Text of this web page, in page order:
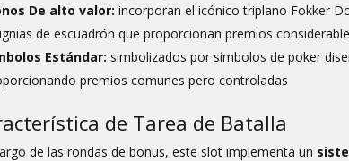
De alto valor: incorporan el icónico triplano Fokker
de escuadrón que proporcionan premios
Estándar: simbolizados por símbolos de poker
premios comunes pero controladas
de Tarea de Batalla
de las rondas de bonus, este slot implementa un